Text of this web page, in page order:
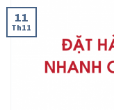
11
Th11